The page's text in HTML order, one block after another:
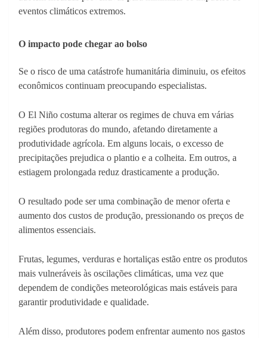
eventos climáticos extremos.
O impacto pode chegar ao bolso
Se o risco de uma catástrofe humanitária diminuiu, os efeitos
econômicos continuam preocupando especialistas.
O El Niño costuma alterar os regimes de chuva em várias
regiões produtoras do mundo, afetando diretamente a
produtividade agrícola. Em alguns locais, o excesso de
precipitações prejudica o plantio e a colheita. Em outros, a
estiagem prolongada reduz drasticamente a produção.
O resultado pode ser uma combinação de menor oferta e
aumento dos custos de produção, pressionando os preços de
alimentos essenciais.
Frutas, legumes, verduras e hortaliças estão entre os produtos
mais vulneráveis às oscilações climáticas, uma vez que
dependem de condições meteorológicas mais estáveis para
garantir produtividade e qualidade.
Além disso, produtores podem enfrentar aumento nos gastos